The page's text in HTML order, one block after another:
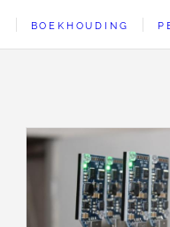
BOEKHOUDING